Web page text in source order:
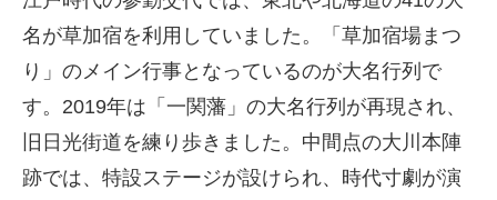
名が草加宿を利用していました。「草加宿場まつ
り」のメイン行事となっているのが大名行列で
す。2019年は「一関藩」の大名行列が再現され、
旧日光街道を練り歩きました。中間点の大川本陣
跡では、特設ステージが設けられ、時代寸劇が演